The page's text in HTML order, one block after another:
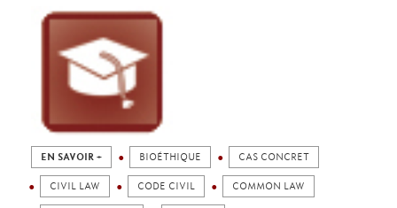
EN SAVOIR + BIOÉTHIQUE CAS CONCRET
CIVIL LAW CODE CIVIL COMMON LAW